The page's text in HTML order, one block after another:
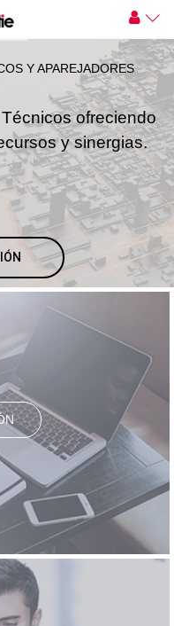
Y APAREJADORES
ofreciendo
y sinergias.